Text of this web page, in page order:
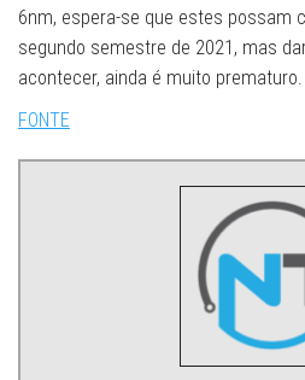
6nm, espera-se que estes possam
segundo semestre de 2021, mas
acontecer, ainda é muito prematuro.
FONTE